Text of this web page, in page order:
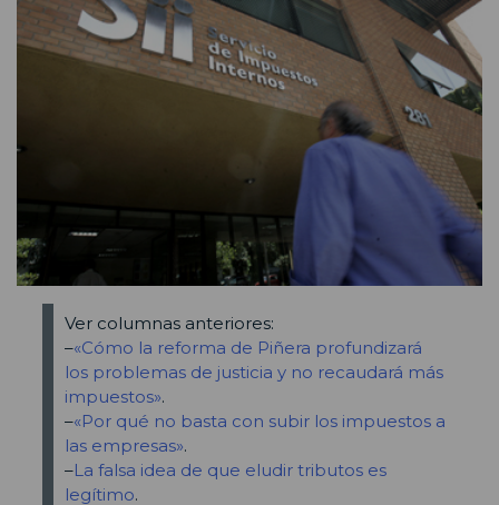
Ver columnas anteriores:
–«Cómo la reforma de Piñera profundizará
los problemas de justicia y no recaudará más
impuestos».
–«Por qué no basta con subir los impuestos a
las empresas».
–La falsa idea de que eludir tributos es
legítimo.